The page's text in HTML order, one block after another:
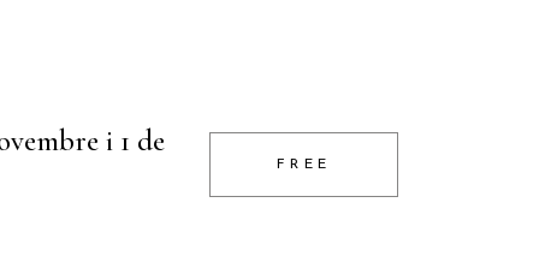
i 1 de
FREE